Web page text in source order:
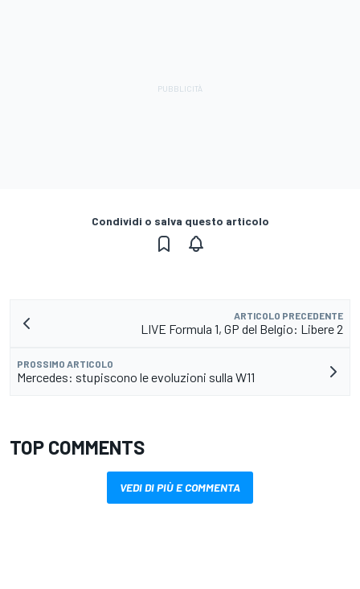
Condividi o salva questo articolo
ARTICOLO PRECEDENTE
LIVE Formula 1, GP del Belgio: Libere 2
PROSSIMO ARTICOLO
Mercedes: stupiscono le evoluzioni sulla W11
TOP COMMENTS
VEDI DI PIÙ E COMMENTA